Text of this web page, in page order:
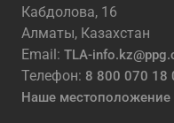
Кабдолова, 16
Алматы, Казахстан
Email: TLA-
Телефон: 8 800 070 18
Наше местоположение